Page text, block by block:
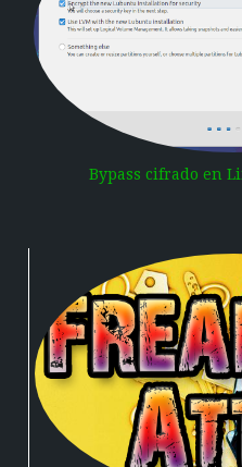
Bypass cifrado en